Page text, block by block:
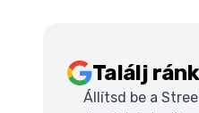
Találj
Állítsd be a